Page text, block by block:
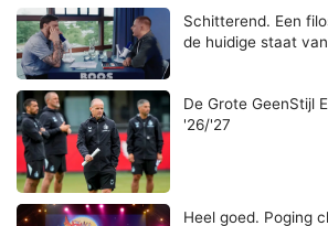
Schitterend. Een
de huidige staat
De Grote GeenStijl
'26/'27
Heel goed. Poging